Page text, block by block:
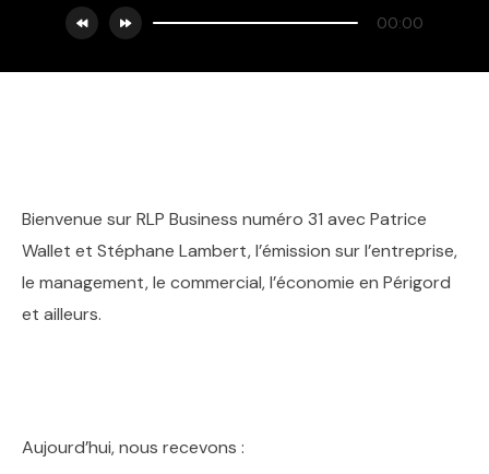
00:00
Bienvenue sur RLP Business numéro 31 avec Patrice
Wallet et Stéphane Lambert, l’émission sur l’entreprise,
le management, le commercial, l’économie en Périgord
et ailleurs.
Aujourd’hui, nous recevons :